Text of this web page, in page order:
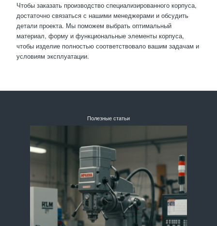
Чтобы заказать производство специализированного корпуса,
достаточно связаться с нашими менеджерами и обсудить
детали проекта. Мы поможем выбрать оптимальный
материал, форму и функциональные элементы корпуса,
чтобы изделие полностью соответствовало вашим задачам и
условиям эксплуатации.
Полезные статьи